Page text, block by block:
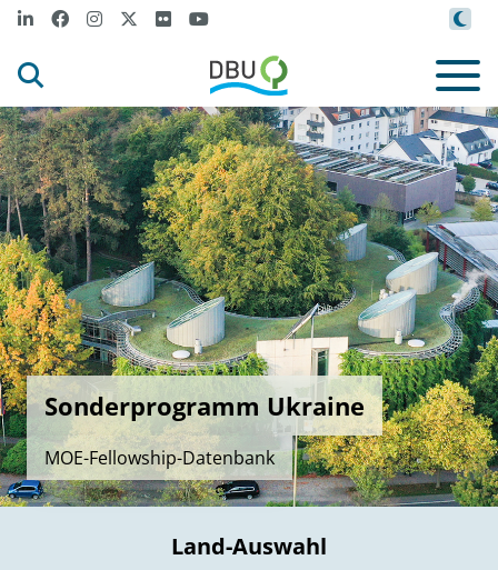
Sonderprogramm Ukraine
MOE-Fellowship-Datenbank
Land-Auswahl